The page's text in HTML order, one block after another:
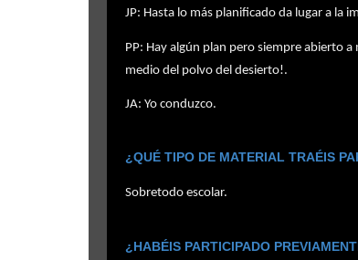
JP: Hasta lo más planificado da lugar a la
PP: Hay algún plan pero siempre abierto
medio del polvo del desierto!.
JA: Yo conduzco.
¿QUÉ TIPO DE MATERIAL TRAÉIS
Sobretodo escolar.
¿HABÉIS PARTICIPADO